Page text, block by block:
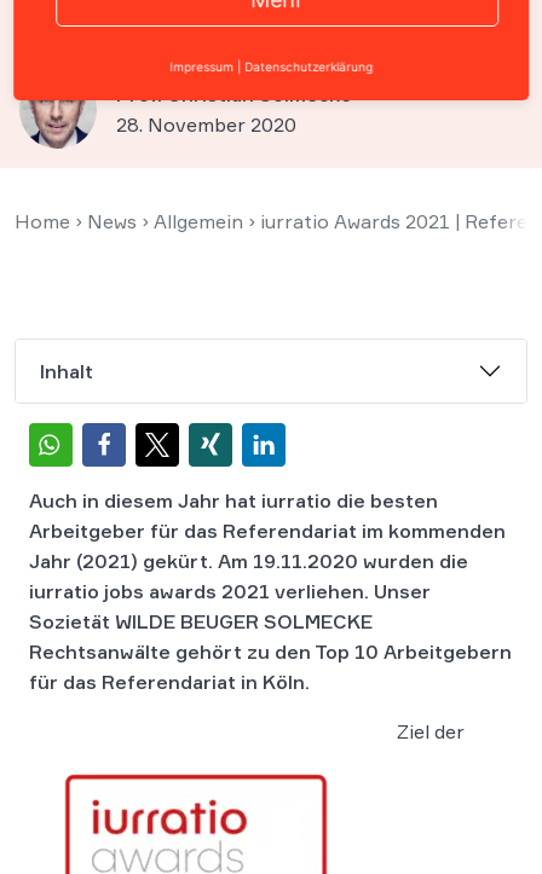
Arbeitgebern in Köln
Prof. Christian Solmecke
28. November 2020
Home › News › Allgemein › iurratio Awards 2021 |
Inhalt
Auch in diesem Jahr hat iurratio die besten
Arbeitgeber für das Referendariat im kommenden
Jahr (2021) gekürt. Am 19.11.2020 wurden die
iurratio jobs awards 2021 verliehen. Unser
Sozietät WILDE BEUGER SOLMECKE
Rechtsanwälte gehört zu den Top 10 Arbeitgebern
für das Referendariat in Köln.
Ziel der
Impressum Datenschutzerklärung